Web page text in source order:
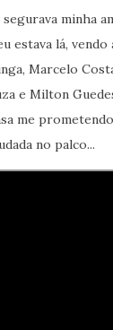
minha
estava lá, vendo
Marcelo
e Milton
me
no palco...